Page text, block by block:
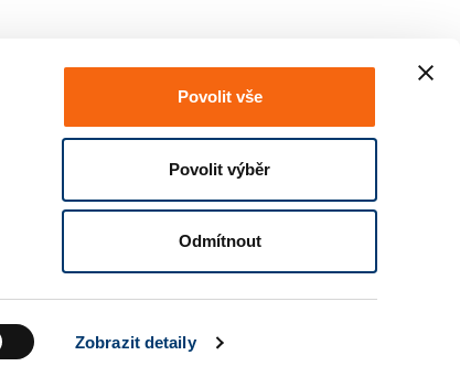
Zobrazit detaily
Povolit vše
Povolit výběr
Odmítnout